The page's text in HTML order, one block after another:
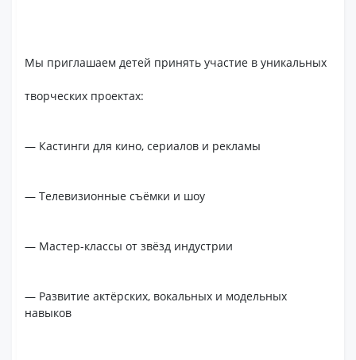
Мы приглашаем детей принять участие в уникальных
творческих проектах:
— Кастинги для кино, сериалов и рекламы
— Телевизионные съёмки и шоу
— Мастер-классы от звёзд индустрии
— Развитие актёрских, вокальных и модельных
навыков